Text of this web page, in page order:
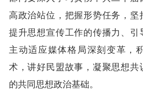
高政治站位，把握形势任务，坚
提升思想宣传工作的传播力、引
主动适应媒体格局深刻变革，
术，讲好民盟故事，凝聚思想共
的共同思想政治基础。